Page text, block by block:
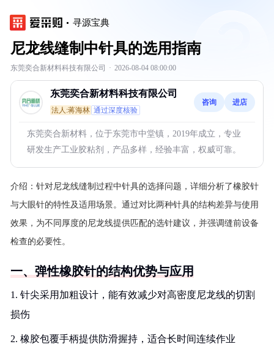
寻源宝典
尼龙线缝制中针具的选用指南
东莞奕合新材料科技有限公司 · 2026-08-04 08:00:00
东莞奕合新材料科技有限公司
法人:蒋海林 通过深度核验
咨询 进店
东莞奕合新材料，位于东莞市中堂镇，2019年成立，专业
研发生产工业胶粘剂，产品多样，经验丰富，权威可靠。
介绍： 针对尼龙线缝制过程中针具的选择问题，详细分析了橡胶针
与大眼针的特性及适用场景。通过对比两种针具的结构差异与使用
效果，为不同厚度的尼龙线提供匹配的选针建议，并强调缝前设备
检查的必要性。
一、弹性橡胶针的结构优势与应用
1. 针尖采用加粗设计，能有效减少对高密度尼龙线的切割
损伤
2. 橡胶包覆手柄提供防滑握持，适合长时间连续作业